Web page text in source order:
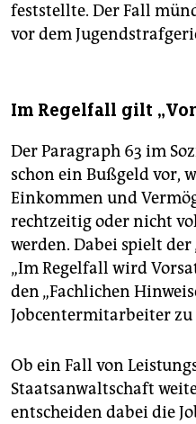
feststellte. Der Fall
vor dem
Im Regelfall gilt
Der Paragraph 63 im
schon ein Bußgeld vor,
Einkommen und
rechtzeitig oder nicht
werden. Dabei spielt der
„Im Regelfall wird
den „Fachlichen
Jobcentermitarbeiter
Ob ein Fall von
Staatsanwaltschaft
entscheiden dabei die